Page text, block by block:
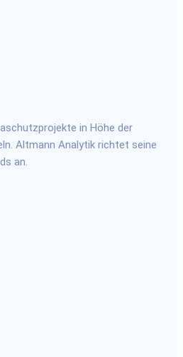
in Höhe der
Altmann Analytik richtet seine
an.